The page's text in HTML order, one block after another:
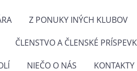
Z PONUKY INÝCH KLUBOV
ČLENSTVO A ČLENSKÉ
NIEČO O NÁS KONTAKTY